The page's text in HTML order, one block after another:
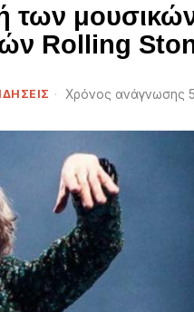
των
Rolling
Χρόνος ανάγνωσης